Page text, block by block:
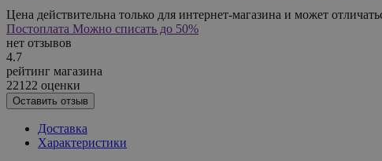
Цена действительна только для интернет-магазина и может
Постоплата Можно списать до 50%
нет отзывов
4.7
рейтинг магазина
22122 оценки
Оставить отзыв
Доставка
Характеристики